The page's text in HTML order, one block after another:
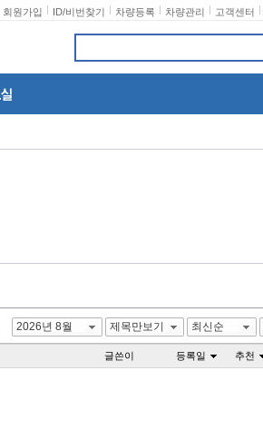
고객센터
차량관리
차량등록
ID/비번찾기
회원가입
2026년 8월 제목만보기 최신순
글쓴이 등록일 추천